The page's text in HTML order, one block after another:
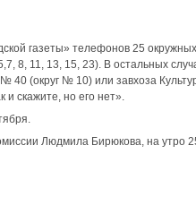
газеты» телефонов 25
8, 11, 13, 15, 23). В остальных
(округ № 10) или завхоза
и скажите, но его нет».
Людмила Бирюкова, на утро